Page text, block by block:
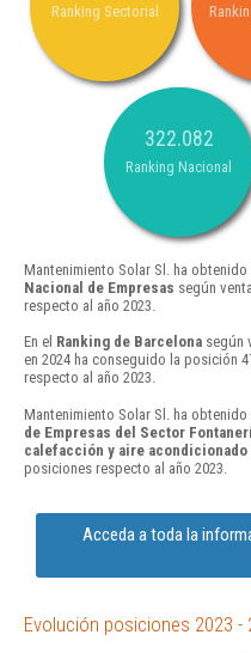
Ranking Sectorial
322.082
Ranking Nacional
Mantenimiento Solar Sl. ha obtenido
Nacional de Empresas según
respecto al año 2023.
En el Ranking de Barcelona según
en 2024 ha conseguido la posición
respecto al año 2023.
Mantenimiento Solar Sl. ha obtenido
de Empresas del Sector
calefacción y aire acondicionado
posiciones respecto al año 2023.
Acceda a toda la
Evolución posiciones 2023 -